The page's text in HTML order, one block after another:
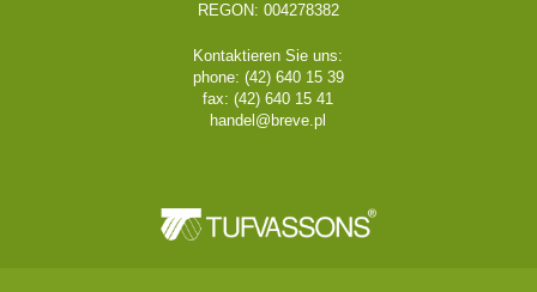
REGON: 004278382
Kontaktieren Sie uns:
phone: (42) 640 15 39
fax: (42) 640 15 41
handel@breve.pl